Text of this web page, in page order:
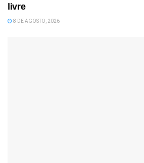
livre
8 DE AGOSTO, 2026